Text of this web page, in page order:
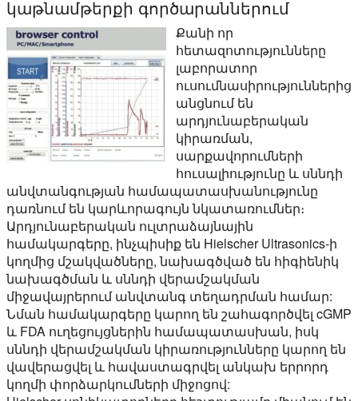
կաթնամթերքի գործարաններում
Քանի որ
հետազոտությունները
լաբորատոր
ուսումնասիրություններից
անցնում են
արդյունաբերական
կիրառման,
սարքավորումների
հուսալիությունը և սննդի
անվտանգության համապատասխանությունը
դառնում են կարևորագույն նկատառումներ։
Արդյունաբերական ուլտրաձայնային
համակարգերը, ինչպիսիք են Hielscher Ultrasonics-ի
կողմից մշակվածները, նախագծված են հիգիենիկ
նախագծման և սննդի վերամշակման
միջավայրերում անվտանգ տեղադրման համար:
Նման համակարգերը կարող են շահագործվել cGMP
և FDA ուղեցույցներին համապատասխան, իսկ
սննդի վերամշակման կիրառությունները կարող են
վավերացվել և հավաստագրվել անկախ երրորդ
կողմի փորձարկումների միջոցով: